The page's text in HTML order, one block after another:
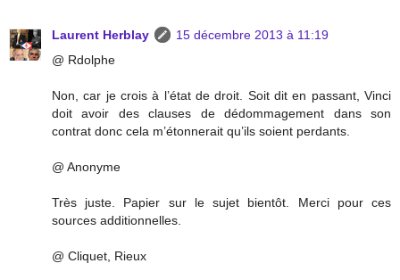
Laurent Herblay
15 décembre 2013 à 11:19
@ Rdolphe
Non, car je crois à l’état de droit. Soit dit en passant, Vinci
doit avoir des clauses de dédommagement dans son
contrat donc cela m’étonnerait qu’ils soient perdants.
@ Anonyme
Très juste. Papier sur le sujet bientôt. Merci pour ces
sources additionnelles.
@ Cliquet, Rieux